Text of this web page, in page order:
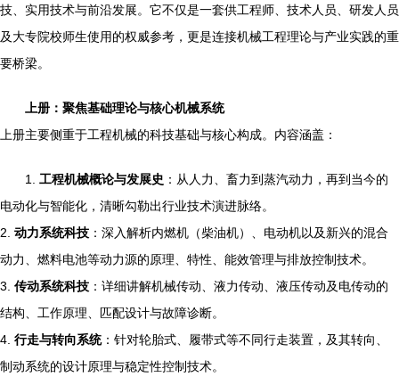
技、实用技术与前沿发展。它不仅是一套供工程师、技术人员、研发人员
及大专院校师生使用的权威参考，更是连接机械工程理论与产业实践的重
要桥梁。
上册：聚焦基础理论与核心机械系统
上册主要侧重于工程机械的科技基础与核心构成。内容涵盖：
1. 工程机械概论与发展史 ：从人力、畜力到蒸汽动力，再到当今的
电动化与智能化，清晰勾勒出行业技术演进脉络。
2. 动力系统科技 ：深入解析内燃机（柴油机）、电动机以及新兴的混合
动力、燃料电池等动力源的原理、特性、能效管理与排放控制技术。
3. 传动系统科技 ：详细讲解机械传动、液力传动、液压传动及电传动的
结构、工作原理、匹配设计与故障诊断。
4. 行走与转向系统：针对轮胎式、履带式等不同行走装置，及其转向、
制动系统的设计原理与稳定性控制技术。